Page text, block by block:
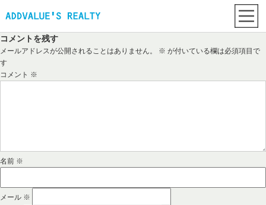
コメントを残す
メールアドレスが公開されることはありません。 ※ が付いている欄は必須項目で
す
コメント ※
名前 ※
メール ※